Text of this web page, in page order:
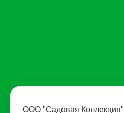
ООО "Садовая Коллекция"